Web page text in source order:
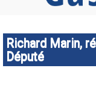
Richard Marin,
Député